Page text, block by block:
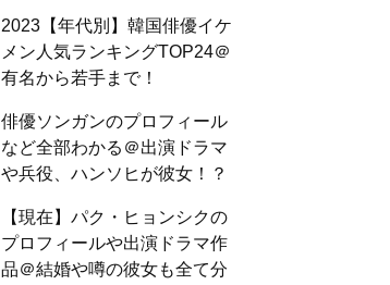
2023【年代別】韓国俳優イケ
メン人気ランキングTOP24＠
有名から若手まで！
俳優ソンガンのプロフィール
など全部わかる＠出演ドラマ
や兵役、ハンソヒが彼女！？
【現在】パク・ヒョンシクの
プロフィールや出演ドラマ作
品＠結婚や噂の彼女も全て分